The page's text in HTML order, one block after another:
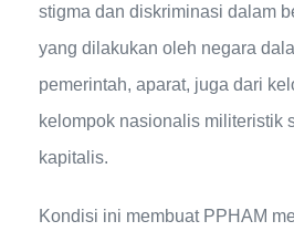
stigma dan diskriminasi dalam
yang dilakukan oleh negara
pemerintah, aparat, juga dari
kelompok nasionalis militeristik
kapitalis.
Kondisi ini membuat PPHAM